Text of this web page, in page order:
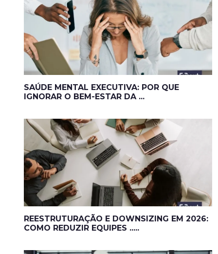
SAÚDE MENTAL EXECUTIVA: POR QUE
IGNORAR O BEM-ESTAR DA ...
REESTRUTURAÇÃO E DOWNSIZING EM 2026:
COMO REDUZIR EQUIPES .....